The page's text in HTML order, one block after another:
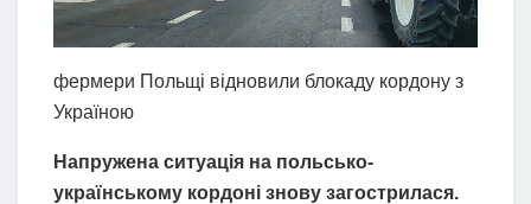
фермери Польщі відновили блокаду кордону з
Україною
Напружена ситуація на польсько-
українському кордоні знову загострилася.